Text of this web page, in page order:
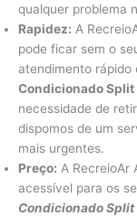
qualquer problema
Rapidez: A
pode ficar sem o
atendimento rápido
Condicionado Split
necessidade de
dispomos de um
mais urgentes.
Preço: A RecreioAr
acessível para os
Condicionado